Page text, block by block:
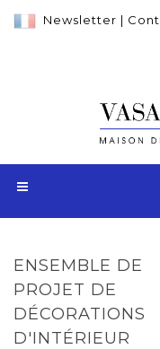
Newsletter |
ENSEMBLE DE
PROJET DE
DÉCORATIONS
D'INTÉRIEUR